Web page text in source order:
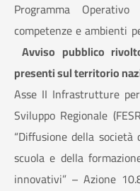
Programma
competenze e ambienti
Avviso pubblico
presenti sul territorio
Asse II Infrastrutture
Sviluppo Regionale
“Diffusione della
scuola e della
innovativi” – Azione